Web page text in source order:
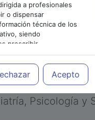
a profesionales
o dispensar
técnica de los
siendo
prescribir
el tratamiento más
Acepto
Psicología y